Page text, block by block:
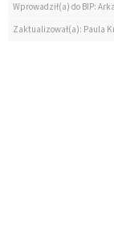
Wprowadził(a) do BIP:
Zaktualizował(a): Paula